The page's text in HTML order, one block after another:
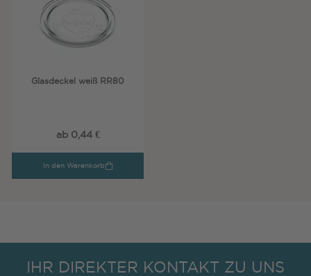
Glasdeckel weiß RR80
ab 0,44 €
In den Warenkorb
IHR DIREKTER KONTAKT ZU UNS